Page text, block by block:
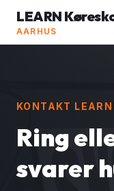
LEARN
AARHUS
KONTAKT
Ring
svarer